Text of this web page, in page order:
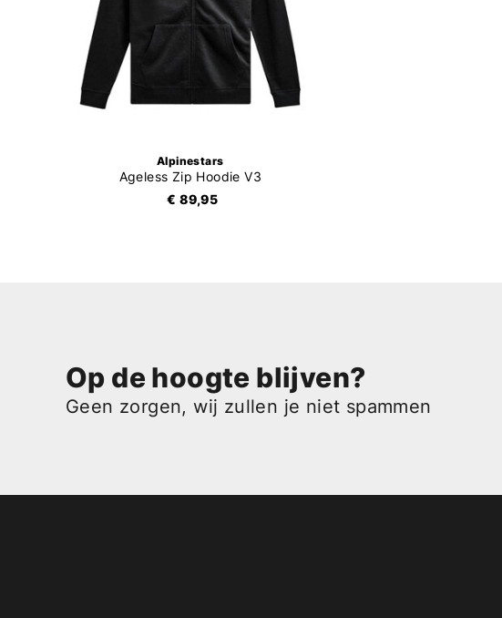
Alpinestars
Ageless Zip Hoodie V3
€ 89,95
Op de hoogte blijven?
Geen zorgen, wij zullen je niet spammen